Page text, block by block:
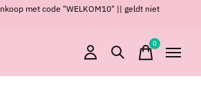
met code "WELKOM10" || geldt niet
0items